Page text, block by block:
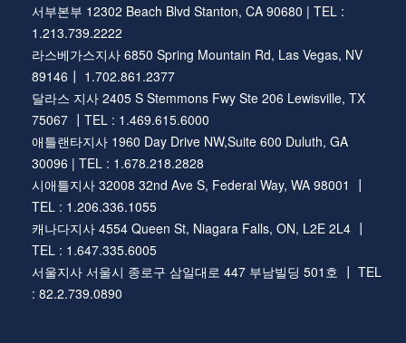
서부본부 12302 Beach Blvd Stanton, CA 90680 | TEL :
1.213.739.2222
라스베가스지사 6850 Spring Mountain Rd, Las Vegas, NV
89146┃ 1.702.861.2377
달라스 지사 2405 S Stemmons Fwy Ste 206 Lewisville, TX
75067 ┃TEL : 1.469.615.6000
애틀랜타지사 1960 Day Drive NW,Suite 600 Duluth, GA
30096 | TEL : 1.678.218.2828
시애틀지사 32008 32nd Ave S, Federal Way, WA 98001 ┃
TEL : 1.206.336.1055
캐나다지사 4554 Queen St, Niagara Falls, ON, L2E 2L4 ┃
TEL : 1.647.335.6005
서울지사 서울시 종로구 삼일대로 447 부남빌딩 501호 ┃ TEL
: 82.2.739.0890